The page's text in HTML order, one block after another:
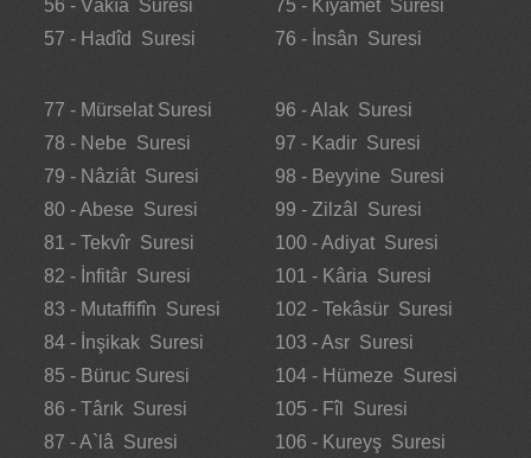
56 - Vâkıa Suresi
57 - Hadîd Suresi
75 - Kıyâmet Suresi
76 - İnsân Suresi
77 - Mürselat Suresi
78 - Nebe Suresi
79 - Nâziât Suresi
80 - Abese Suresi
81 - Tekvîr Suresi
82 - İnfitâr Suresi
83 - Mutaffifîn Suresi
84 - İnşikak Suresi
85 - Büruc Suresi
86 - Târık Suresi
87 - A`lâ Suresi
96 - Alak Suresi
97 - Kadir Suresi
98 - Beyyine Suresi
99 - Zilzâl Suresi
100 - Adiyat Suresi
101 - Kâria Suresi
102 - Tekâsür Suresi
103 - Asr Suresi
104 - Hümeze Suresi
105 - Fîl Suresi
106 - Kureyş Suresi